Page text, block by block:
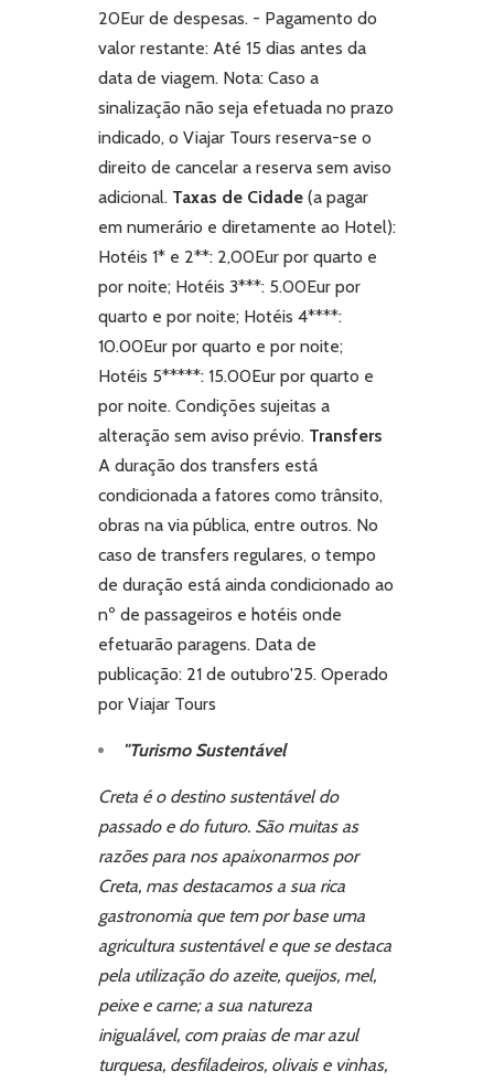
20Eur de despesas. - Pagamento do
valor restante: Até 15 dias antes da
data de viagem. Nota: Caso a
sinalização não seja efetuada no prazo
indicado, o Viajar Tours reserva-se o
direito de cancelar a reserva sem aviso
adicional. Taxas de Cidade (a pagar
em numerário e diretamente ao Hotel):
Hotéis 1* e 2**: 2,00Eur por quarto e
por noite; Hotéis 3***: 5.00Eur por
quarto e por noite; Hotéis 4****:
10.00Eur por quarto e por noite;
Hotéis 5*****: 15.00Eur por quarto e
por noite. Condições sujeitas a
alteração sem aviso prévio. Transfers
A duração dos transfers está
condicionada a fatores como trânsito,
obras na via pública, entre outros. No
caso de transfers regulares, o tempo
de duração está ainda condicionado ao
nº de passageiros e hotéis onde
efetuarão paragens. Data de
publicação: 21 de outubro'25. Operado
por Viajar Tours
"Turismo Sustentável
Creta é o destino sustentável do
passado e do futuro. São muitas as
razões para nos apaixonarmos por
Creta, mas destacamos a sua rica
gastronomia que tem por base uma
agricultura sustentável e que se destaca
pela utilização do azeite, queijos, mel,
peixe e carne; a sua natureza
inigualável, com praias de mar azul
turquesa, desfiladeiros, olivais e vinhas,